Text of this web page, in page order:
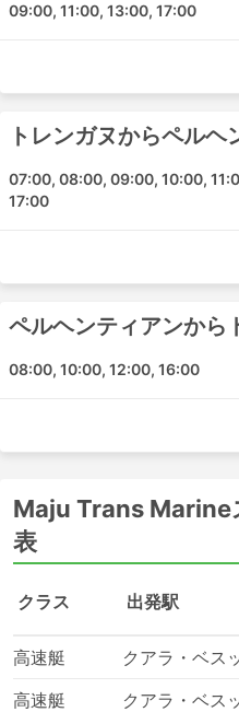
クアラルンプール
コタバルシティセンタ
コタバル空港
Maju Trans Marine
Maju Trans Marine が運航
トレンガヌ - クランタ
Maju Trans Marine
ケットの価格
高速フェリーは、お財布に
節約したい場合は、低速の
とよいでしょう - この場合
09:00, 11:00, 13:00, 17:00
トレンガヌからペルヘ
07:00, 08:00, 09:00, 10:00,
17:00
ペルヘンティアンから
08:00, 10:00, 12:00, 16:00
Maju Trans Marine
表
クラス 出発駅
高速艇 クアラ・ベス
高速艇
クアラ・ベス